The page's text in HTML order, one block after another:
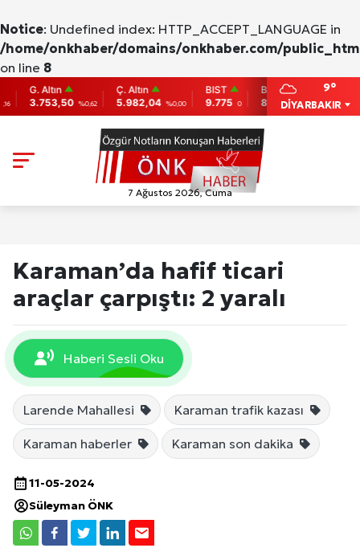
Notice: Undefined index: HTTP_ACCEPT_LANGUAGE in
/home/onkhaber/domains/onkhaber.com/
on line 8
G. Altın
3.753,50 %0,62
Ç. Altın
5.982,04 %0,00
BIST
9.775
0
BITCOIN
86,956.742 -0.31
DİYARBAKIR
9°
7 Ağustos 2026, Cuma
Karaman’da hafif ticari
araçlar çarpıştı: 2 yaralı
Haberi Sesli Oku
Larende Mahallesi Karaman trafik kazası
Karaman haberler Karaman son dakika
11-05-2024
Süleyman ÖNK